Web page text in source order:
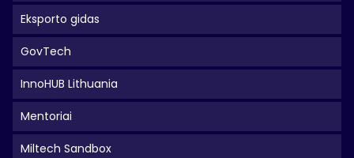
Eksporto gidas
GovTech
InnoHUB Lithuania
Mentoriai
Miltech Sandbox